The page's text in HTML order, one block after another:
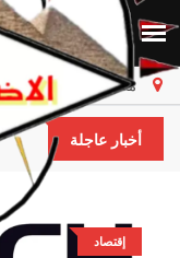
مصر الخميس، ٦ أغسطس ٢٠٢٦
أخبار عاجلة
إقتصاد